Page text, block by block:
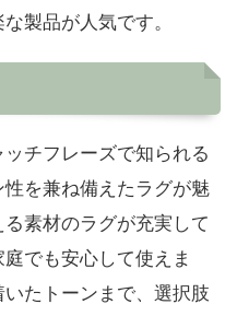
製品が人気です。
ッチフレーズで知られる
を兼ね備えたラグが魅
素材のラグが充実して
でも安心して使えま
たトーンまで、選択肢